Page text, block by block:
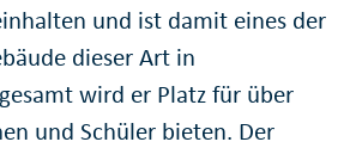
und ist damit eines der
dieser Art in
wird er Platz für über
und Schüler bieten. Der